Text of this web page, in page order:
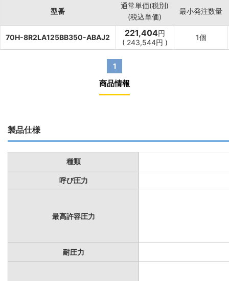
型番
通常単価(税別)
(税込単価)
最小発注数量
70H-8R2LA125BB350-ABAJ2 221,404円
( 243,544円 )
1個
1
商品情報
製品仕様
種類
呼び圧力
最高許容圧力
耐圧力